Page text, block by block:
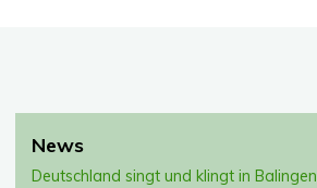
News
Deutschland singt und klingt in Balingen